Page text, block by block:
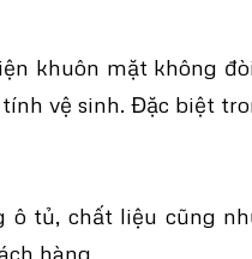
khuôn mặt không
vệ sinh. Đặc biệt
ô tủ, chất liệu cũng
hàng.